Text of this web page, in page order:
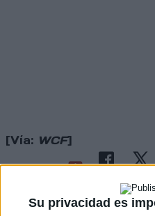
Su privacidad es
[Vía: WCF]
Rallyes